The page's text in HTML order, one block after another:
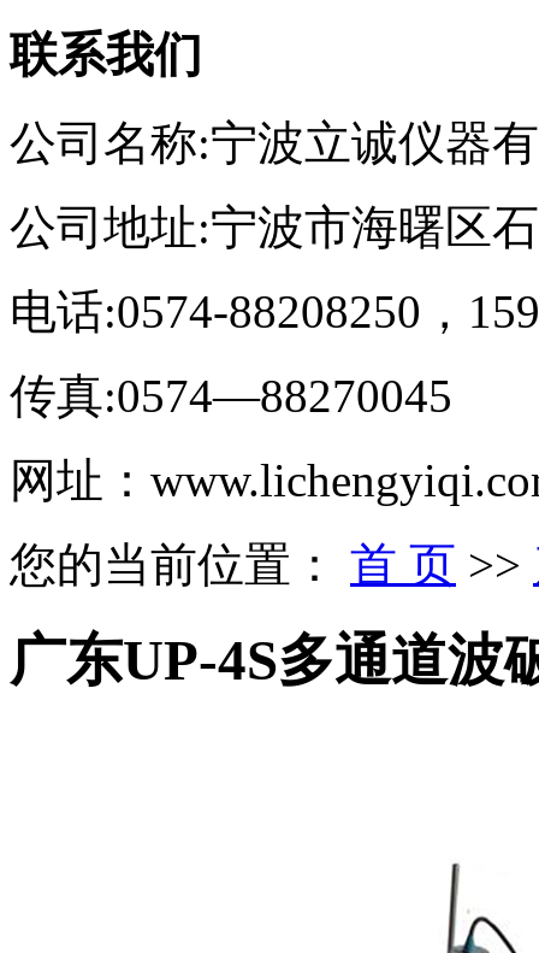
联系我们
公司名称:宁波立诚仪器
公司地址:宁波市海曙区
电话:0574-88208250，
传真:0574—88270045
网址：
您的当前位置： 首 页 >>
广东UP-4S多通道波